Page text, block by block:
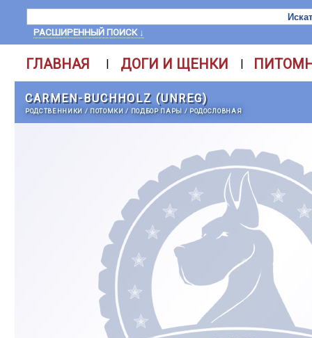
РАСШИРЕННЫЙ ПОИСК ↓
ГЛАВНАЯ | ДОГИ И ЩЕНКИ |
CARMEN-BUCHHOLZ (UNREG)
РОДСТВЕННИКИ / ПОТОМКИ/ ПОДБОР ПАРЫ / РОДОСЛОВНАЯ